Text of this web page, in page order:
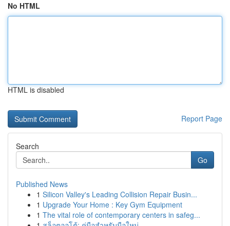
No HTML
HTML is disabled
Report Page
Search
Go
Published News
1 Silicon Valley's Leading Collision Repair Busin...
1 Upgrade Your Home : Key Gym Equipment
1 The vital role of contemporary centers in safeg...